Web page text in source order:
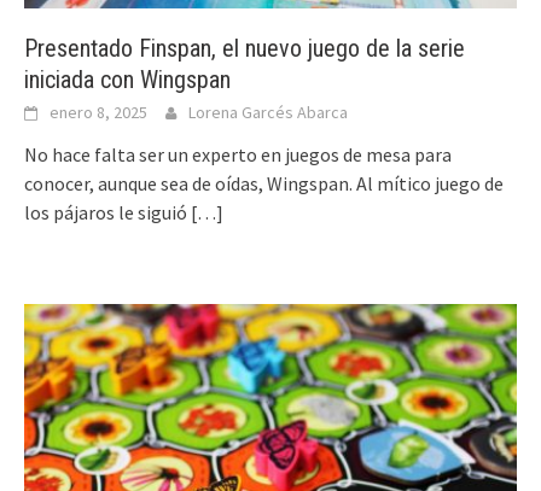
Presentado Finspan, el nuevo juego de la serie
iniciada con Wingspan
enero 8, 2025 Lorena Garcés Abarca
No hace falta ser un experto en juegos de mesa para
conocer, aunque sea de oídas, Wingspan. Al mítico juego de
los pájaros le siguió […]